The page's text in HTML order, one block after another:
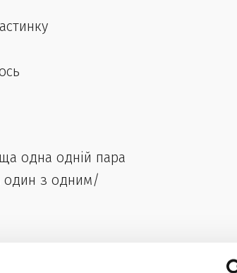
одна одній пара
один з одним/
англійської